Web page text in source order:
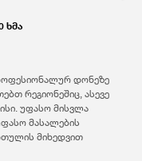
ხმა
დონეზე
რეგიონეშიც, ასევე
უფასო მისვლა
მასალების
მიხედვით